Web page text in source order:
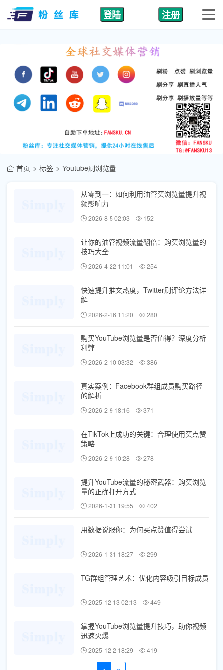
登陆 注册
首页 标签 Youtube刷浏览量
从零到一：如何利用油管买浏览量提升视
频影响力
2026-8-5 02:03 152
让你的油管视频流量翻倍：购买浏览量的
技巧大全
2026-4-22 11:01 254
快速提升推文热度，Twitter刷评论方法详
解
2026-2-16 11:20 280
购买YouTube浏览量是否值得？深度分析
利弊
2026-2-10 03:32 386
真实案例：Facebook群组成员购买路径
的解析
2026-2-9 18:16 371
在TikTok上成功的关键：合理使用买点赞
策略
2026-2-9 10:28 278
提升YouTube流量的秘密武器：购买浏览
量的正确打开方式
2026-1-31 19:55 402
用数据说服你：为何买点赞值得尝试
2026-1-31 18:27 299
TG群组管理艺术：优化内容吸引目标成员
2025-12-13 02:13 449
掌握YouTube浏览量提升技巧，助你视频
迅速火爆
2025-12-2 18:29 419